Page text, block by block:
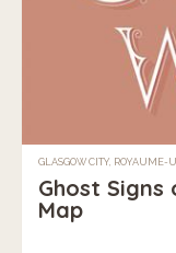
GLASGOW CITY, ROYAUME-
Ghost
Map